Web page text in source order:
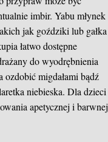
imbir. Yabu młynek
jak goździki lub gałka
łatwo dostępne
do wyodrębnienia
ozdobić migdałami bądź
niebieska. Dla dzieci
apetycznej i barwnej